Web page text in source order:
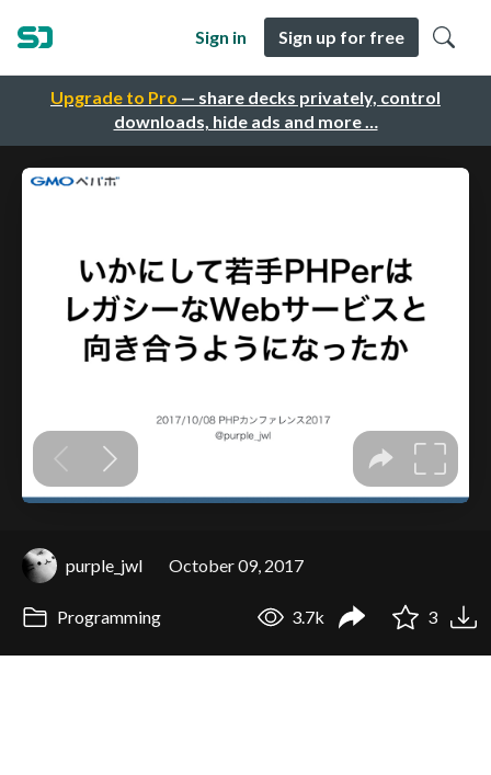
Upgrade to Pro — share decks privately, control
downloads, hide ads and more …
Sign in Sign up for free
purple_jwl October 09, 2017
Programming 3.7k 3